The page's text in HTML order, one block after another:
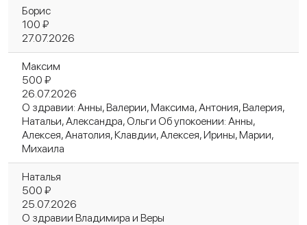
Борис
100 ₽
27.07.2026
Максим
500 ₽
26.07.2026
О здравии: Анны, Валерии, Максима, Антония, Валерия,
Натальи, Александра, Ольги Об упокоении: Анны,
Алексея, Анатолия, Клавдии, Алексея, Ирины, Марии,
Михаила
Наталья
500 ₽
25.07.2026
О здравии Владимира и Веры